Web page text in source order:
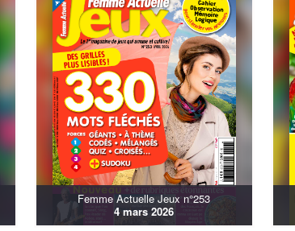
Femme Actuelle Jeux n°253
4 mars 2026